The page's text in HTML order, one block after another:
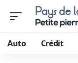
Auto Crédit